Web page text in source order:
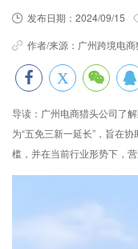
发布日期： 2024/09/15
作者/来源： 广州跨境电商
导读： 广州电商猎头公司了
为“五免三新一延长”，旨在
槛，并在当前行业形势下，